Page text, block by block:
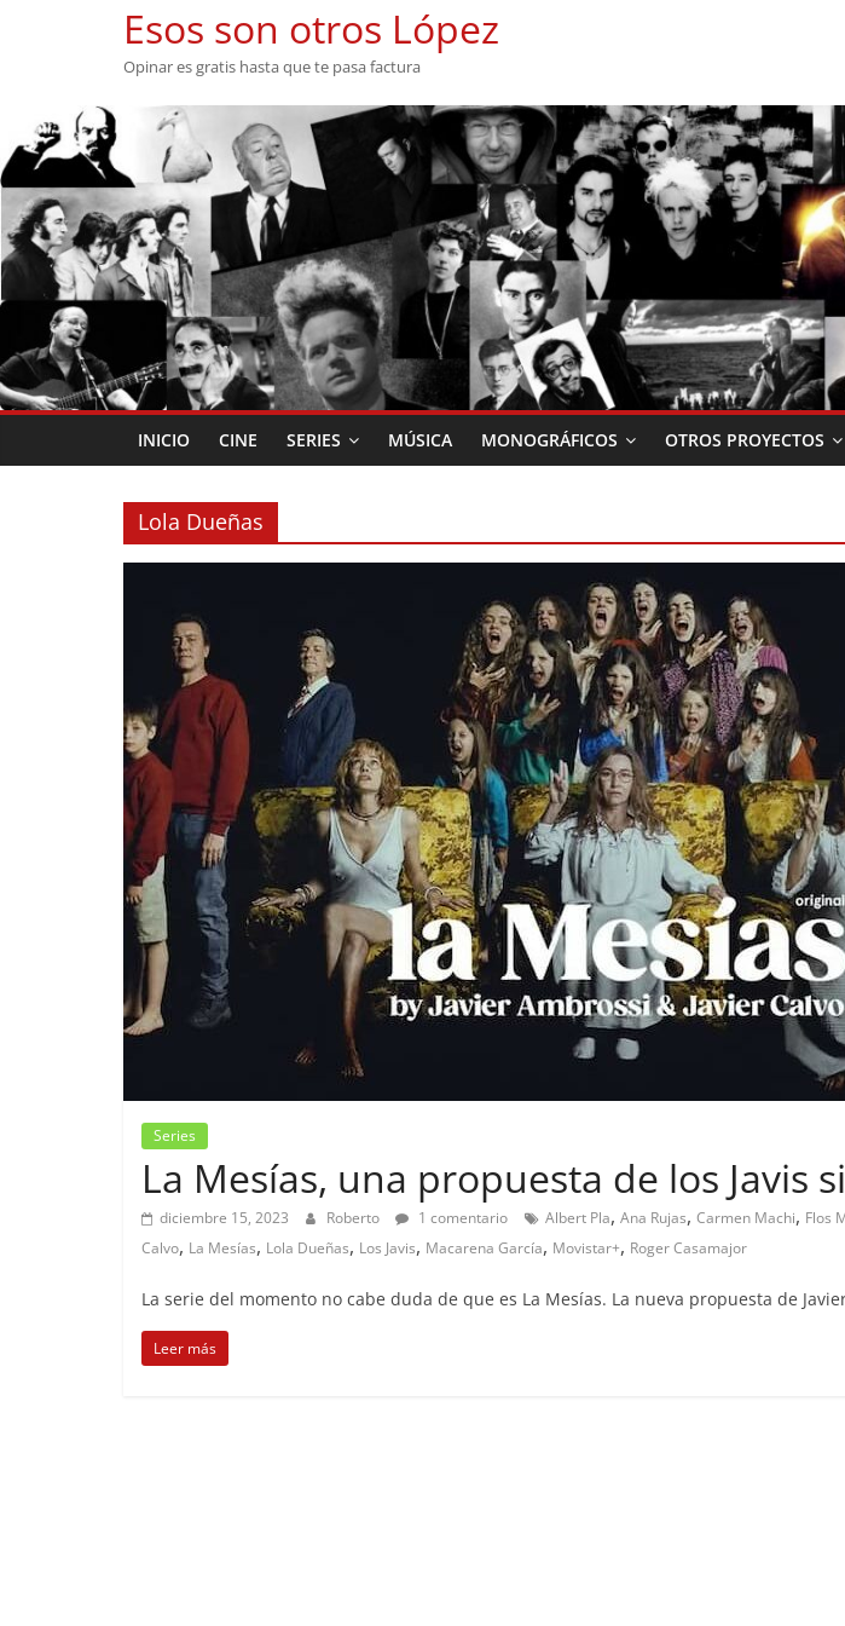
Esos son otros López
Opinar es gratis hasta que te pasa factura
INICIO CINE SERIES MÚSICA MONOGRÁFICOS OTROS PROYECTOS
Lola Dueñas
Series
La Mesías, una propuesta de los Javis
diciembre 15, 2023 Roberto 1 comentario Albert Pla, Ana Rujas, Carmen Machi, Flos
Calvo, La Mesías, Lola Dueñas, Los Javis, Macarena García, Movistar+, Roger Casamajor
La serie del momento no cabe duda de que es La Mesías. La nueva propuesta de
Leer más